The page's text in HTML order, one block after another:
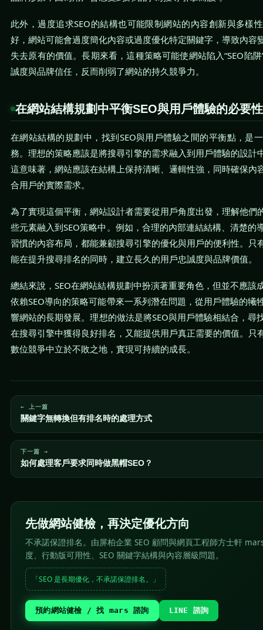
此外，過度追求SEO的結構也可能限制網站的內容創新與多樣
好，網站可能會過度簡化內容或過度優化特定關鍵字，導致內容
失去原有的價值。長期來看，這種策略可能使網站陷入“SEO陷
誠度與品牌信任，反而削弱了網站的持久競爭力。
在網站結構規劃中平衡SEO與用戶體驗的必要性
在網站結構的規劃中，找到SEO與用戶體驗之間的平衡點，是
務。理想的策略應該是將搜尋引擎的需求融入到用戶體驗的設計
這意味著，網站應該在結構上保持清晰、邏輯性強，同時確保內
合用戶的實際需求。
為了實現這個平衡，網站設計者需要從用戶角度出發，理解他們
些元素融入到SEO策略中。例如，合理的內部連結結構、清楚的
習慣的內容布局，都能兼顧搜尋引擎的優化與用戶的便利性。只
能在提升搜尋排名的同時，建立長久的用戶忠誠度與品牌價值。
總結來說，SEO在網站結構規劃中扮演著重要角色，但並不應該
依賴SEO導向的策略可能帶來一系列潛在問題，從用戶體驗的犧
響網站的長期發展。理想的做法是將SEO與用戶體驗相結合，尋
在搜尋引擎中獲得良好排名，又能提供用戶真正需要的價值。只
數位競爭中立於不敗之地，實現可持續的成長。
← 上一篇
關鍵字無轉換但有排名時的處理方式
下一篇 →
如何處理客戶要求同時做黑帽SEO？
先做網站健檢，再決定優化方向
不承諾保證排名。由屏柏企業 SEO 顧問與網頁工程師方士軒
度、行動版可用性、SEO 關鍵字結構與內容層級問題。
「SEO 是長期優化，不承諾保證排名。」
預約網站健檢 / 找 mars 諮詢 LINE 諮詢